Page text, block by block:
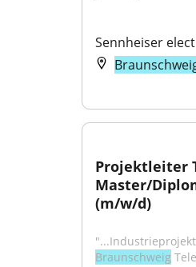
Sennheiser
Projektleiter
Master/
(m/w/d)
Braunschweig